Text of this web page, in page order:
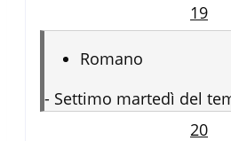
19
Romano
- Settimo martedì del
20